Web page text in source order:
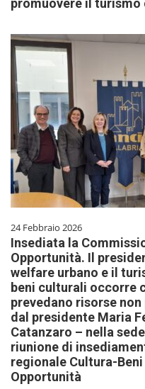
24 Febbraio 2026
Insediata la
Opportunità. Il
welfare urbano e il
beni culturali occorre
prevedano risorse
dal presidente Maria
Catanzaro – nella
riunione di
regionale Cultura-
Opportunità